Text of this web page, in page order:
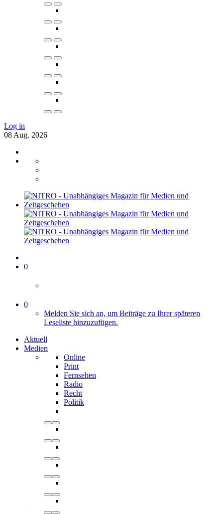
Log in
08 Aug. 2026
0
0
Melden Sie sich an, um Beiträge zu Ihrer späteren
Leseliste hinzuzufügen.
Aktuell
Medien
Online
Print
Fernsehen
Radio
Recht
Politik